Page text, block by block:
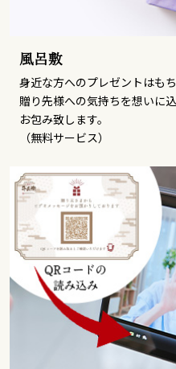
風呂敷
身近な方へのプレゼントはも
贈り先様への気持ちを想いに
お包み致します。
（無料サービス）